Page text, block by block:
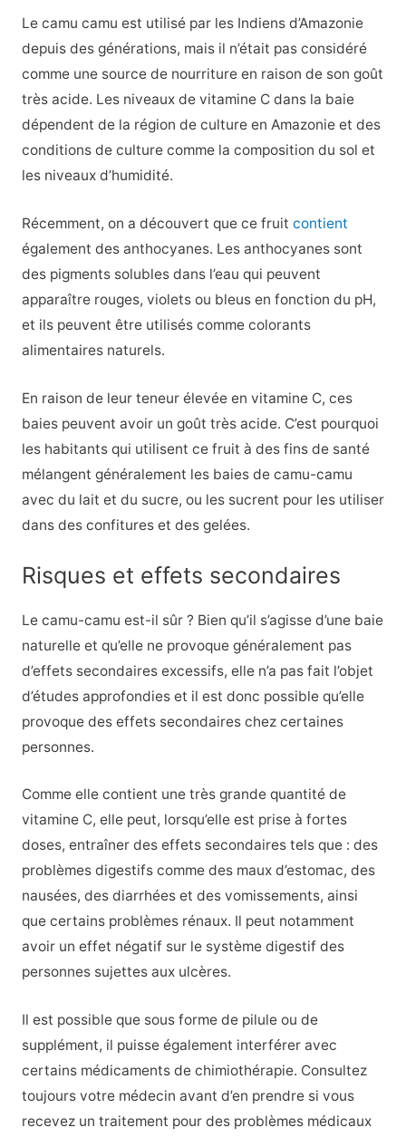
Le camu camu est utilisé par les Indiens d’Amazonie
depuis des générations, mais il n’était pas considéré
comme une source de nourriture en raison de son goût
très acide. Les niveaux de vitamine C dans la baie
dépendent de la région de culture en Amazonie et des
conditions de culture comme la composition du sol et
les niveaux d’humidité.
Récemment, on a découvert que ce fruit contient
également des anthocyanes. Les anthocyanes sont
des pigments solubles dans l’eau qui peuvent
apparaître rouges, violets ou bleus en fonction du pH,
et ils peuvent être utilisés comme colorants
alimentaires naturels.
En raison de leur teneur élevée en vitamine C, ces
baies peuvent avoir un goût très acide. C’est pourquoi
les habitants qui utilisent ce fruit à des fins de santé
mélangent généralement les baies de camu-camu
avec du lait et du sucre, ou les sucrent pour les utiliser
dans des confitures et des gelées.
Risques et effets secondaires
Le camu-camu est-il sûr ? Bien qu’il s’agisse d’une baie
naturelle et qu’elle ne provoque généralement pas
d’effets secondaires excessifs, elle n’a pas fait l’objet
d’études approfondies et il est donc possible qu’elle
provoque des effets secondaires chez certaines
personnes.
Comme elle contient une très grande quantité de
vitamine C, elle peut, lorsqu’elle est prise à fortes
doses, entraîner des effets secondaires tels que : des
problèmes digestifs comme des maux d’estomac, des
nausées, des diarrhées et des vomissements, ainsi
que certains problèmes rénaux. Il peut notamment
avoir un effet négatif sur le système digestif des
personnes sujettes aux ulcères.
Il est possible que sous forme de pilule ou de
supplément, il puisse également interférer avec
certains médicaments de chimiothérapie. Consultez
toujours votre médecin avant d’en prendre si vous
recevez un traitement pour des problèmes médicaux